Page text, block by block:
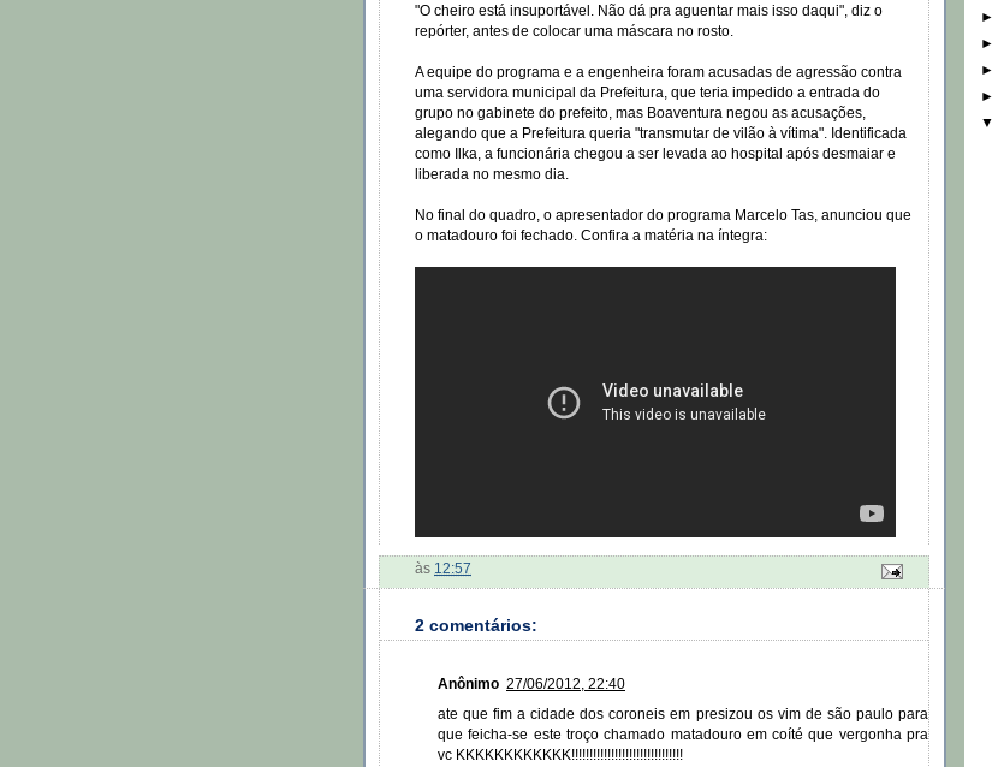
"O cheiro está insuportável. Não dá pra aguentar mais isso daqui", diz o
repórter, antes de colocar uma máscara no rosto.
A equipe do programa e a engenheira foram acusadas de agressão contra
uma servidora municipal da Prefeitura, que teria impedido a entrada do
grupo no gabinete do prefeito, mas Boaventura negou as acusações,
alegando que a Prefeitura queria "transmutar de vilão à vítima". Identificada
como Ilka, a funcionária chegou a ser levada ao hospital após desmaiar e
liberada no mesmo dia.
No final do quadro, o apresentador do programa Marcelo Tas, anunciou que
o matadouro foi fechado. Confira a matéria na íntegra:
às 12:57
2 comentários:
Anônimo 27/06/2012, 22:40
ate que fim a cidade dos coroneis em presizou os vim de são paulo para
que feicha-se este troço chamado matadouro em coíté que vergonha pra
vc KKKKKKKKKKKK!!!!!!!!!!!!!!!!!!!!!!!!!!!!!!!
►
►
►
►
▼